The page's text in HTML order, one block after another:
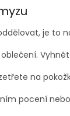
je to
na
pocení